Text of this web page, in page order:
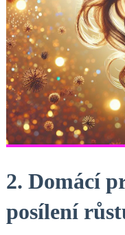
2. Domácí
posílení